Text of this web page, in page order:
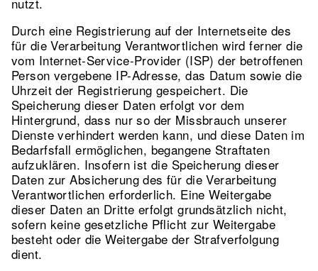
Durch eine Registrierung auf der Internetseite des
für die Verarbeitung Verantwortlichen wird ferner die
vom Internet-Service-Provider (ISP) der betroffenen
Person vergebene IP-Adresse, das Datum sowie die
Uhrzeit der Registrierung gespeichert. Die
Speicherung dieser Daten erfolgt vor dem
Hintergrund, dass nur so der Missbrauch unserer
Dienste verhindert werden kann, und diese Daten im
Bedarfsfall ermöglichen, begangene Straftaten
aufzuklären. Insofern ist die Speicherung dieser
Daten zur Absicherung des für die Verarbeitung
Verantwortlichen erforderlich. Eine Weitergabe
dieser Daten an Dritte erfolgt grundsätzlich nicht,
sofern keine gesetzliche Pflicht zur Weitergabe
besteht oder die Weitergabe der Strafverfolgung
dient.